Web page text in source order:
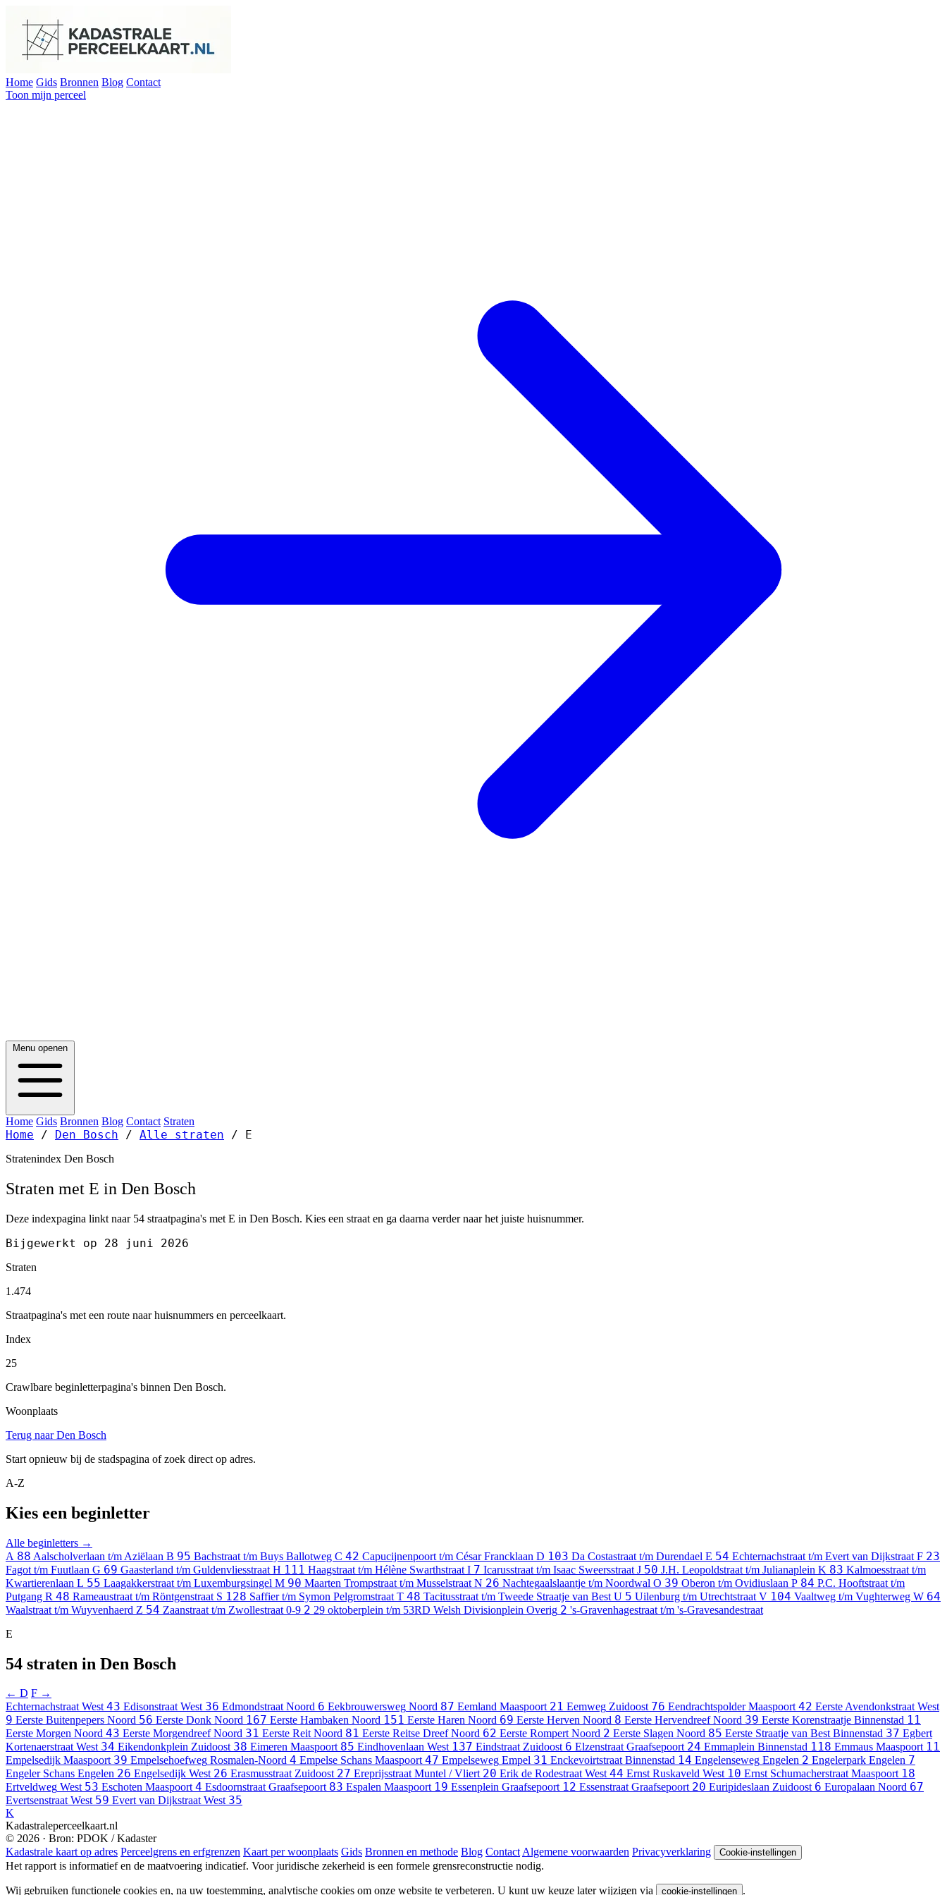
Home Gids Bronnen Blog Contact
Toon mijn perceel
Menu openen
Home Gids Bronnen Blog Contact Straten
Home / Den Bosch / Alle straten / E
Stratenindex Den Bosch
Straten met E in Den Bosch
Deze indexpagina linkt naar 54 straatpagina's met E in Den Bosch. Kies een straat en ga daarna verder naar het juiste huisnummer.
Bijgewerkt op 28 juni 2026
Straten
1.474
Straatpagina's met een route naar huisnummers en perceelkaart.
Index
25
Crawlbare beginletterpagina's binnen Den Bosch.
Woonplaats
Terug naar Den Bosch
Start opnieuw bij de stadspagina of zoek direct op adres.
A-Z
Kies een beginletter
Alle beginletters →
A 88 Aalscholverlaan t/m Aziëlaan B 95 Bachstraat t/m Buys Ballotweg C 42 Capucijnenpoort t/m César Francklaan D 103 Da Costastraat t/m Durendael E 54 Echternachstraat t/m Evert van Dijkstraat F 23
Fagot t/m Fuutlaan G 69 Gaasterland t/m Guldenvliesstraat H 111 Haagstraat t/m Hélène Swarthstraat I 7 Icarusstraat t/m Isaac Sweersstraat J 50 J.H. Leopoldstraat t/m Julianaplein K 83 Kalmoesstraat t/m
Kwartierenlaan L 55 Laagakkerstraat t/m Luxemburgsingel M 90 Maarten Trompstraat t/m Musselstraat N 26 Nachtegaalslaantje t/m Noordwal O 39 Oberon t/m Ovidiuslaan P 84 P.C. Hooftstraat t/m
Putgang R 48 Rameaustraat t/m Röntgenstraat S 128 Saffier t/m Symon Pelgromstraat T 48 Tacitusstraat t/m Tweede Straatje van Best U 5 Uilenburg t/m Utrechtstraat V 104 Vaaltweg t/m Vughterweg W 64
Waalstraat t/m Wuyvenhaerd Z 54 Zaanstraat t/m Zwollestraat 0-9 2 29 oktoberplein t/m 53RD Welsh Divisionplein Overig 2 's-Gravenhagestraat t/m 's-Gravesandestraat
E
54 straten in Den Bosch
← D F →
Echternachstraat West 43 Edisonstraat West 36 Edmondstraat Noord 6 Eekbrouwersweg Noord 87 Eemland Maaspoort 21 Eemweg Zuidoost 76 Eendrachtspolder Maaspoort 42 Eerste Avendonkstraat West
9 Eerste Buitenpepers Noord 56 Eerste Donk Noord 167 Eerste Hambaken Noord 151 Eerste Haren Noord 69 Eerste Herven Noord 8 Eerste Hervendreef Noord 39 Eerste Korenstraatje Binnenstad 11
Eerste Morgen Noord 43 Eerste Morgendreef Noord 31 Eerste Reit Noord 81 Eerste Reitse Dreef Noord 62 Eerste Rompert Noord 2 Eerste Slagen Noord 85 Eerste Straatje van Best Binnenstad 37 Egbert
Kortenaerstraat West 34 Eikendonkplein Zuidoost 38 Eimeren Maaspoort 85 Eindhovenlaan West 137 Eindstraat Zuidoost 6 Elzenstraat Graafsepoort 24 Emmaplein Binnenstad 118 Emmaus Maaspoort 11
Empelsedijk Maaspoort 39 Empelsehoefweg Rosmalen-Noord 4 Empelse Schans Maaspoort 47 Empelseweg Empel 31 Enckevoirtstraat Binnenstad 14 Engelenseweg Engelen 2 Engelerpark Engelen 7
Engeler Schans Engelen 26 Engelsedijk West 26 Erasmusstraat Zuidoost 27 Ereprijsstraat Muntel / Vliert 20 Erik de Rodestraat West 44 Ernst Ruskaveld West 10 Ernst Schumacherstraat Maaspoort 18
Ertveldweg West 53 Eschoten Maaspoort 4 Esdoornstraat Graafsepoort 83 Espalen Maaspoort 19 Essenplein Graafsepoort 12 Essenstraat Graafsepoort 20 Euripideslaan Zuidoost 6 Europalaan Noord 67
Evertsenstraat West 59 Evert van Dijkstraat West 35
K
Kadastraleperceelkaart.nl
© 2026 · Bron: PDOK / Kadaster
Kadastrale kaart op adres Perceelgrens en erfgrenzen Kaart per woonplaats Gids Bronnen en methode Blog ContactAlgemene voorwaarden Privacyverklaring Cookie-instellingen
Het rapport is informatief en de maatvoering indicatief. Voor juridische zekerheid is een formele grensreconstructie nodig.
Wij gebruiken functionele cookies en, na uw toestemming, analytische cookies om onze website te verbeteren. U kunt uw keuze later wijzigen via cookie-instellingen .